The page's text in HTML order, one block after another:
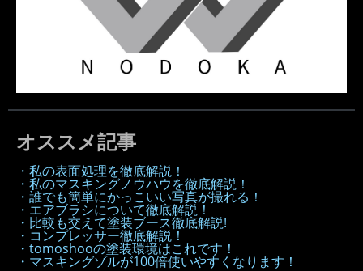
オススメ記事
・私の表面処理を徹底解説！
・私のマスキングノウハウを徹底解説！
・誰でも簡単にかっこいい写真が撮れる！
・エアブラシについて徹底解説！
・比較も交えて塗装ブース徹底解説!
・コンプレッサー徹底解説！
・tomoshooの塗装環境はこれです！
・マスキングゾルが100倍使いやすくなります！